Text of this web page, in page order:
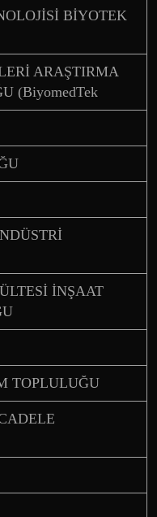
BİYOTEK
ARAŞTIRMA
(BiyomedTek
İNŞAAT
TOPLULUĞU